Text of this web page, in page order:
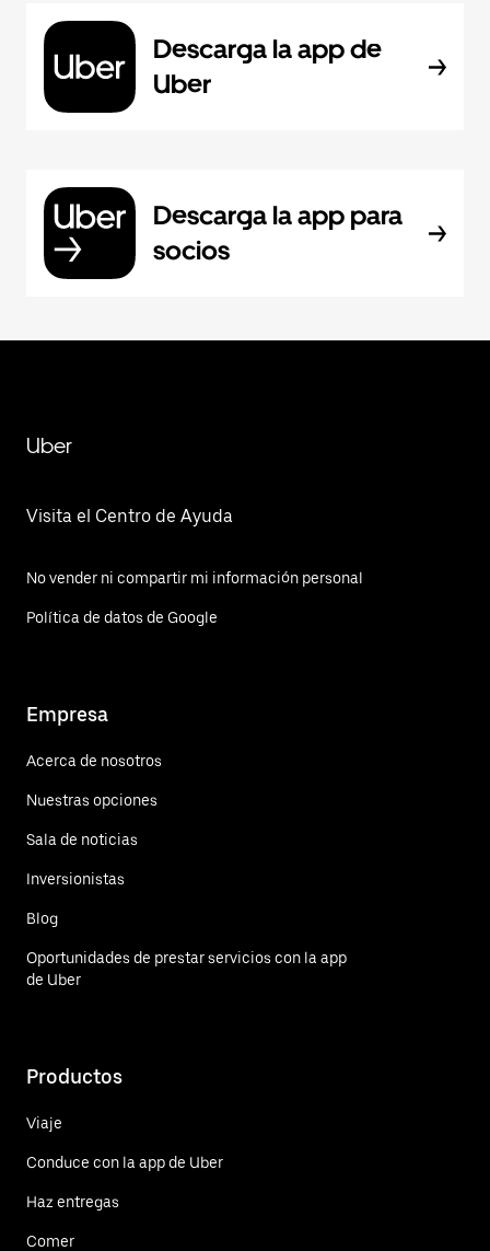
Descarga la app de
Uber
Descarga la app para
socios
Uber
Visita el Centro de Ayuda
No vender ni compartir mi información personal
Política de datos de Google
Empresa
Acerca de nosotros
Nuestras opciones
Sala de noticias
Inversionistas
Blog
Oportunidades de prestar servicios con la app
de Uber
Productos
Viaje
Conduce con la app de Uber
Haz entregas
Comer